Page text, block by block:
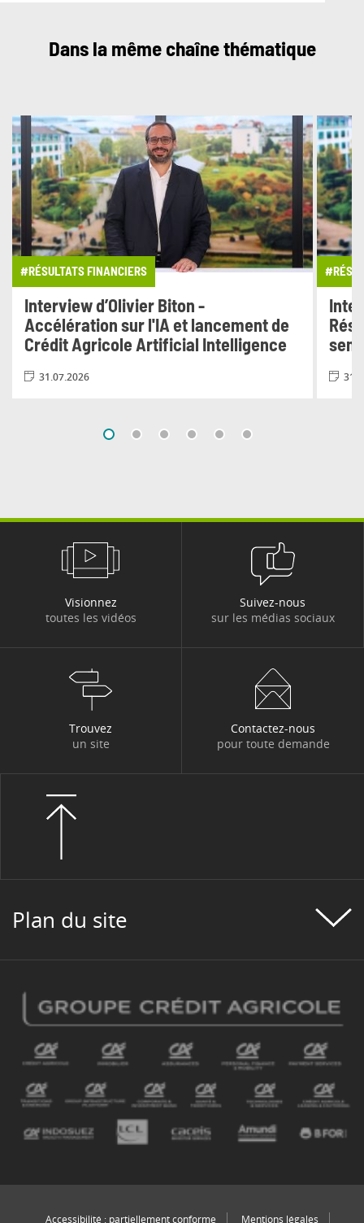
Dans la même chaîne thématique
#RÉSULTATS FINANCIERS
Interview d’Olivier Biton -
Accélération sur l'IA et lancement de
Crédit Agricole Artificial Intelligence
31.07.2026
Visionnez
toutes les vidéos
Suivez-nous
sur les médias sociaux
Trouvez
un site
Contactez-nous
pour toute demande
Plan du site
Accessibilité : partiellement conforme Mentions légales